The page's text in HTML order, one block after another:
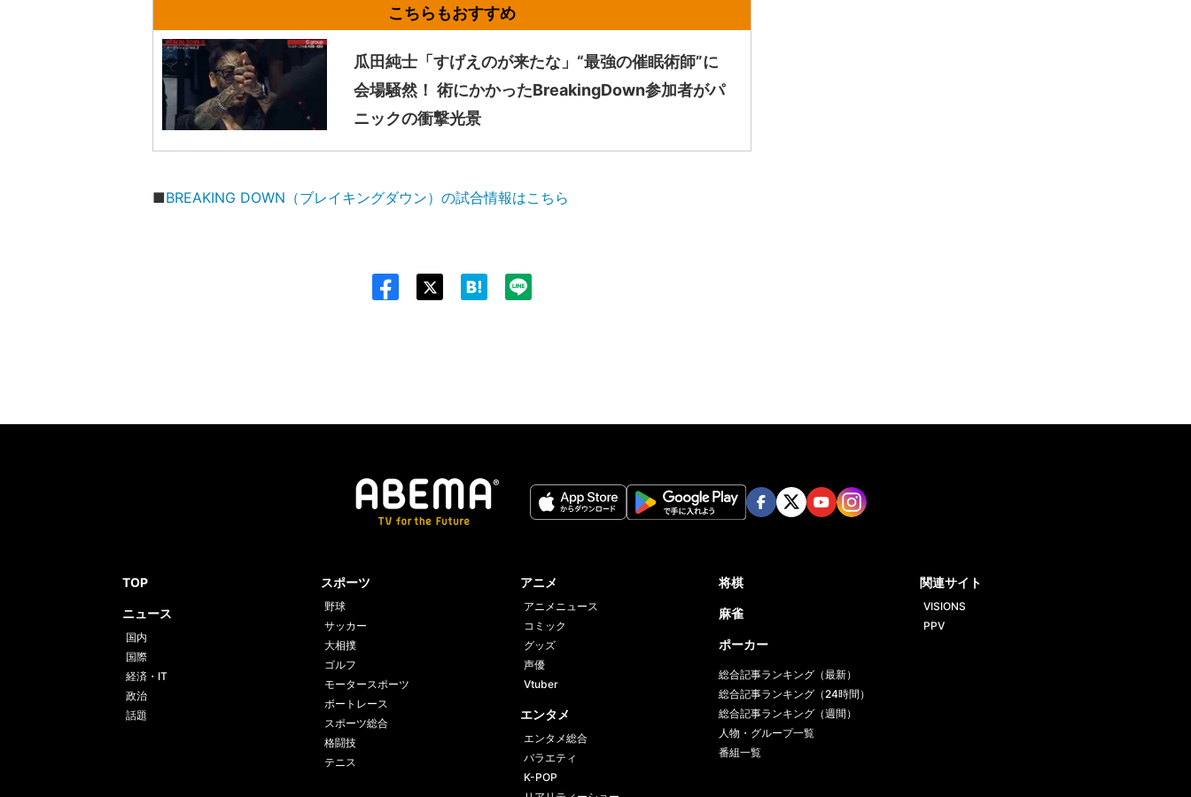
瓜田純士「すげえのが来たな」“最強の催眠術師”に
会場騒然！ 術にかかったBreakingDown参加者がパ
ニックの衝撃光景
■BREAKING DOWN（ブレイキングダウン）の試合情報はこちら
TOP
ニュース
国内
国際
経済・IT
政治
話題
スポーツ
野球
サッカー
大相撲
ゴルフ
モータースポーツ
ボートレース
スポーツ総合
格闘技
テニス
アニメ
アニメニュース
コミック
グッズ
声優
Vtuber
エンタメ
エンタメ総合
バラエティ
K-POP
将棋
麻雀
ポーカー
総合記事ランキング（最新）
総合記事ランキング（24時間）
総合記事ランキング（週間）
人物・グループ一覧
番組一覧
関連サイト
VISIONS
PPV